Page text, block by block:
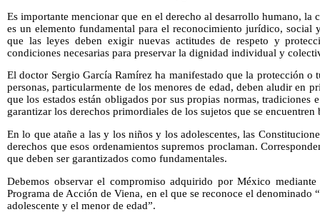
Es importante mencionar que en el derecho al desarrollo humano, la
es un elemento fundamental para el reconocimiento jurídico,
que las leyes deben exigir nuevas actitudes de respeto y
condiciones necesarias para preservar la dignidad individual y
El doctor Sergio García Ramírez ha manifestado que la protección o
personas, particularmente de los menores de edad, deben aludir en
que los estados están obligados por sus propias normas, tradiciones
garantizar los derechos primordiales de los sujetos que se
En lo que atañe a las y los niños y los adolescentes, las
derechos que esos ordenamientos supremos proclaman.
que deben ser garantizados como fundamentales.
Debemos observar el compromiso adquirido por México
Programa de Acción de Viena, en el que se reconoce el denominado
adolescente y el menor de edad”.